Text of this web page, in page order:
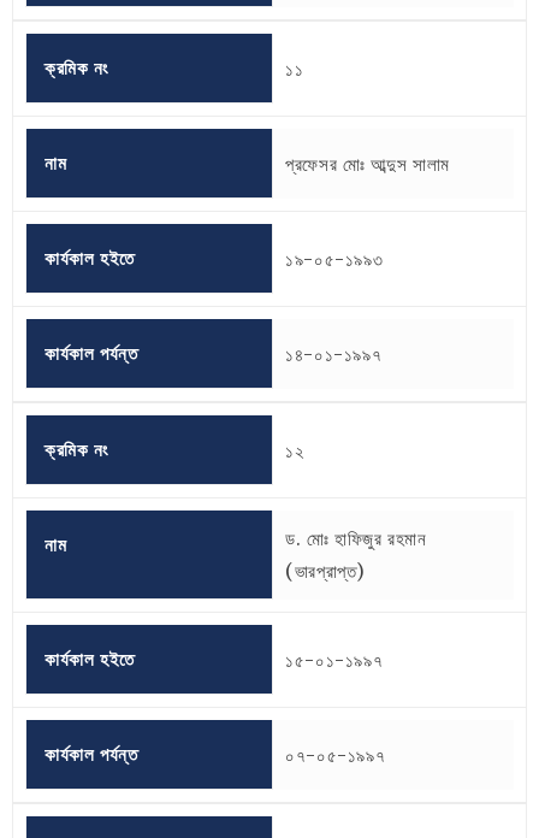
ক্রমিক নং ১১
নাম প্রফেসর মোঃ আব্দুস সালাম
কার্যকাল হইতে ১৯-০৫-১৯৯৩
কার্যকাল পর্যন্ত ১৪-০১-১৯৯৭
ক্রমিক নং ১২
নাম
ড. মোঃ হাফিজুর রহমান
(ভারপ্রাপ্ত)
কার্যকাল হইতে ১৫-০১-১৯৯৭
কার্যকাল পর্যন্ত ০৭-০৫-১৯৯৭